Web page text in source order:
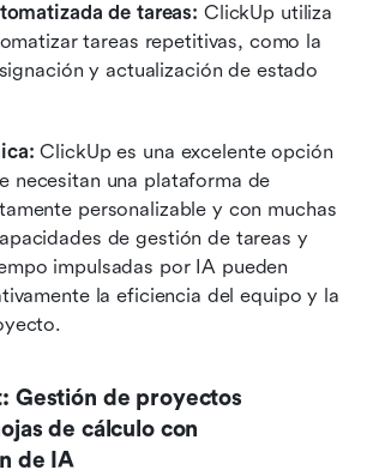
de tareas: ClickUp utiliza
tareas repetitivas, como la
y actualización de estado
ClickUp es una excelente opción
necesitan una plataforma de
personalizable y con muchas
de gestión de tareas y
impulsadas por IA pueden
la eficiencia del equipo y la
Gestión de proyectos
de cálculo con
de IA